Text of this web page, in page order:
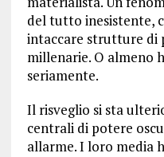
del tutto inesistente,
intaccare strutture di
millenarie. O almeno
seriamente.
Il risveglio si sta
centrali di potere
allarme. I loro media